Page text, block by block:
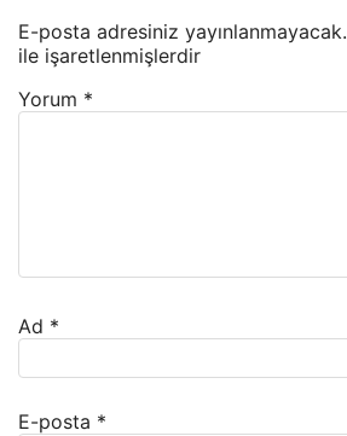
E-posta adresiniz yayınlanmayacak.
ile işaretlenmişlerdir
Yorum *
Ad *
E-posta *